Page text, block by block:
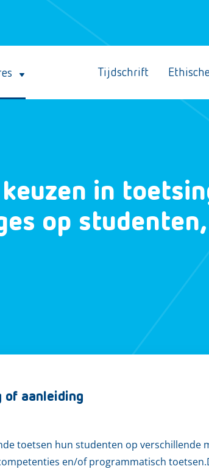
Tijdschrift
in
op
of aanleiding
toetsen hun studenten op verschillende
en/of programmatisch